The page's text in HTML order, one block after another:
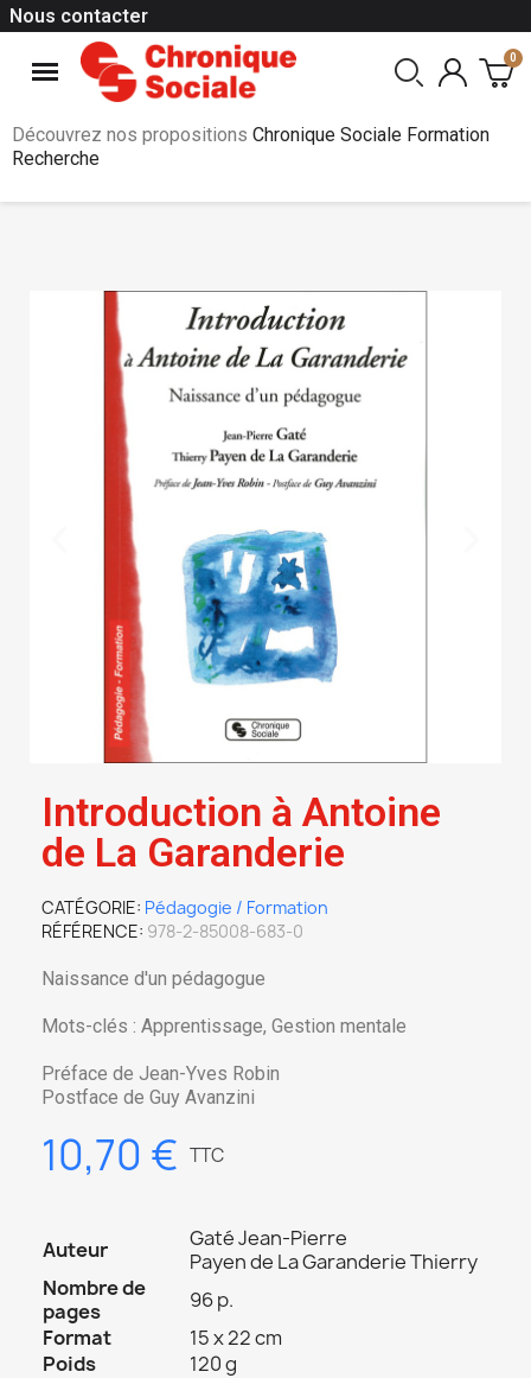
Nous contacter
Découvrez nos propositions Chronique Sociale Formation
Recherche
Introduction à Antoine
de La Garanderie
CATÉGORIE Pédagogie / Formation
RÉFÉRENCE 978-2-85008-683-0
Naissance d'un pédagogue
Mots-clés : Apprentissage, Gestion mentale
Préface de Jean-Yves Robin
Postface de Guy Avanzini
10,70 € TTC
Auteur
Gaté Jean-Pierre
Payen de La Garanderie Thierry
Nombre de
pages
96 p.
Format
15 x 22 cm
Poids
120 g